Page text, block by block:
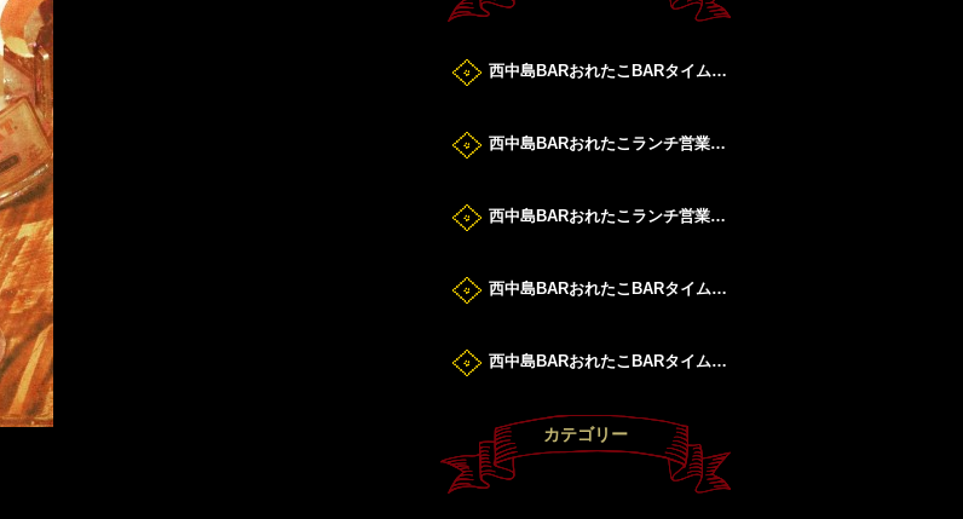
西中島BARおれたこBARタイムすたーと！
西中島BARおれたこランチ営業DAY！
西中島BARおれたこランチ営業DAY！
西中島BARおれたこBARタイムすたーと！
西中島BARおれたこBARタイムすたーと！
カテゴリー